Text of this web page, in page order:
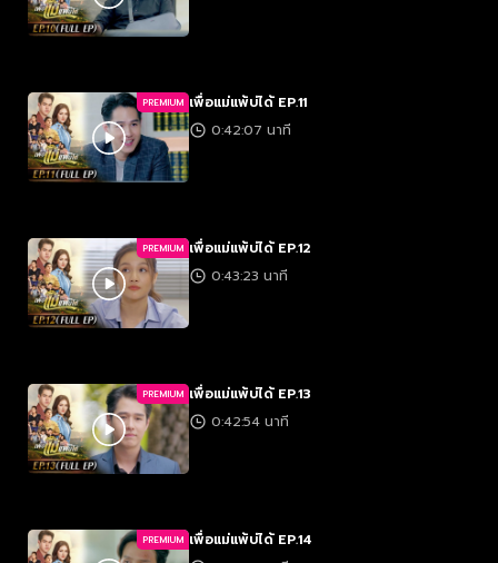
PREMIUM เพื่อแม่แพ้บ่ได้ EP.11
0:42:07 นาที
PREMIUM เพื่อแม่แพ้บ่ได้ EP.12
0:43:23 นาที
PREMIUM เพื่อแม่แพ้บ่ได้ EP.13
0:42:54 นาที
PREMIUM เพื่อแม่แพ้บ่ได้ EP.14